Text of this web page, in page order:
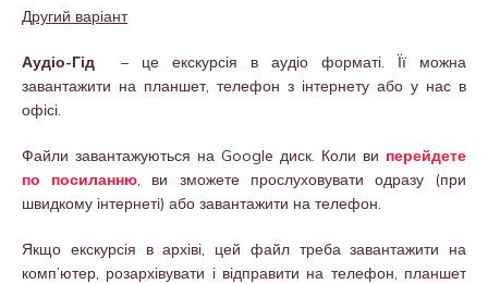
Другий варіант
Аудіо-Гід – це екскурсія в аудіо форматі. Її можна
завантажити на планшет, телефон з інтернету або у нас в
офісі.
Файли завантажуються на Google диск. Коли ви перейдете
по посиланню , ви зможете прослуховувати одразу (при
швидкому інтернеті) або завантажити на телефон.
Якщо екскурсія в архіві, цей файл треба завантажити на
комп’ютер, розархівувати і відправити на телефон, планшет